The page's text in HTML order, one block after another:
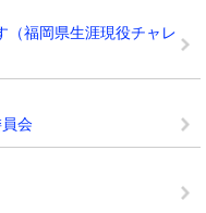
（福岡県生涯現役チャレ
会